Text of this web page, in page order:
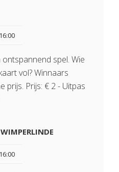
spel. Wie
vol? Winnaars
prijs. Prijs: € 2 - Uitpas